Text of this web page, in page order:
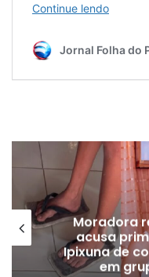
Moradora
acusa
Ipixuna de
em